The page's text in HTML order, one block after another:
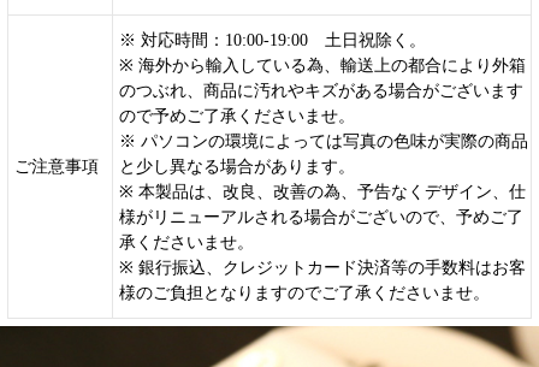
ご注意事項
※ 対応時間：10:00-19:00 土日祝除く。
※ 海外から輸入している為、輸送上の都合により外箱
のつぶれ、商品に汚れやキズがある場合がございます
ので予めご了承くださいませ。
※ パソコンの環境によっては写真の色味が実際の商品
と少し異なる場合があります。
※ 本製品は、改良、改善の為、予告なくデザイン、仕
様がリニューアルされる場合がございので、予めご了
承くださいませ。
※ 銀行振込、クレジットカード決済等の手数料はお客
様のご負担となりますのでご了承くださいませ。